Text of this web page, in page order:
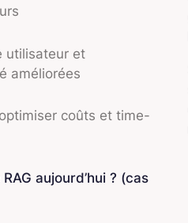
utilisateur et
améliorées
coûts et time-
aujourd’hui ? (cas